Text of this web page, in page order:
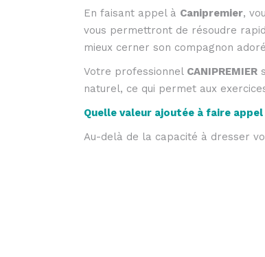
En faisant appel à Canipremier,
vous permettront de résoudre
mieux cerner son compagnon
Votre professionnel CANIPREMIER
naturel, ce qui permet aux
Quelle valeur ajoutée à faire appel
Au-delà de la capacité à dresser